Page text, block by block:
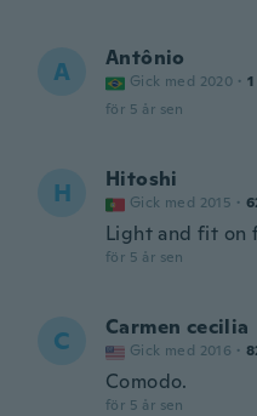
A Antônio
Gick med 2020 · 1
för 5 år sen
H Hitoshi
Gick med 2015 ·
Light and fit on
för 5 år sen
C Carmen cecilia
Gick med 2016 ·
Comodo.
för 5 år sen